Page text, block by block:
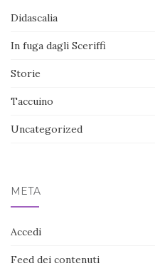
Didascalia
In fuga dagli Sceriffi
Storie
Taccuino
Uncategorized
META
Accedi
Feed dei contenuti